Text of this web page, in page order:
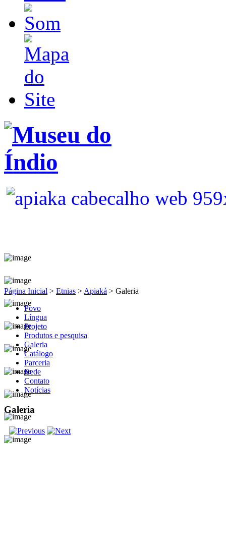
Página Inicial > Etnias > Apiaká > Galeria
Povo
Língua
Projeto
Produtos e pesquisa
Galeria
Catálogo
Parceria
Rede
Contato
Notícias
Galeria